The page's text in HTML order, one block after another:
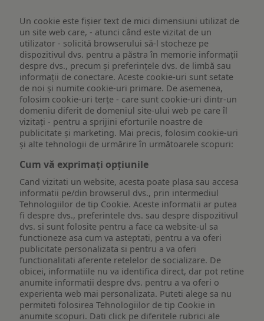
Un cookie este fişier text de mici dimensiuni utilizat de
un site web care, - atunci când este vizitat de un
utilizator - solicită browserului să-l stocheze pe
dispozitivul dvs. pentru a păstra în memorie informații
despre dvs., precum și preferințele dvs. de limbă sau
informații de conectare. Aceste cookie-uri sunt setate
de noi și numite cookie-uri primare. De asemenea,
folosim cookie-uri terțe - care sunt cookie-uri dintr-un
domeniu diferit de domeniul site-ului web pe care îl
vizitați - pentru a sprijini eforturile noastre de
publicitate și marketing. Mai precis, folosim cookie-uri
și alte tehnologii de urmărire în următoarele scopuri:
Cum vă exprimați opțiunile
Cand vizitati un website, acesta poate plasa sau accesa
informatii pe/din browserul dvs., prin intermediul
Tehnologiilor de tip Cookie. Aceste informatii ar putea
fi despre dvs., preferintele dvs. sau despre dispozitivul
dvs. si sunt folosite pentru a face ca website-ul sa
functioneze asa cum va asteptati, pentru a va oferi
publicitate personalizata si pentru a va oferi
functionalitati aferente retelelor de socializare. De
obicei, informatiile nu va identifica direct, dar pot retine
anumite informatii despre dvs. pentru a va oferi o
experienta web mai personalizata. Puteti alege sa nu
permiteti folosirea Tehnologiilor de tip Cookie in
anumite scopuri. Dati click pe diferitele rubrici ale